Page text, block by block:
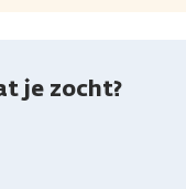
je zocht?